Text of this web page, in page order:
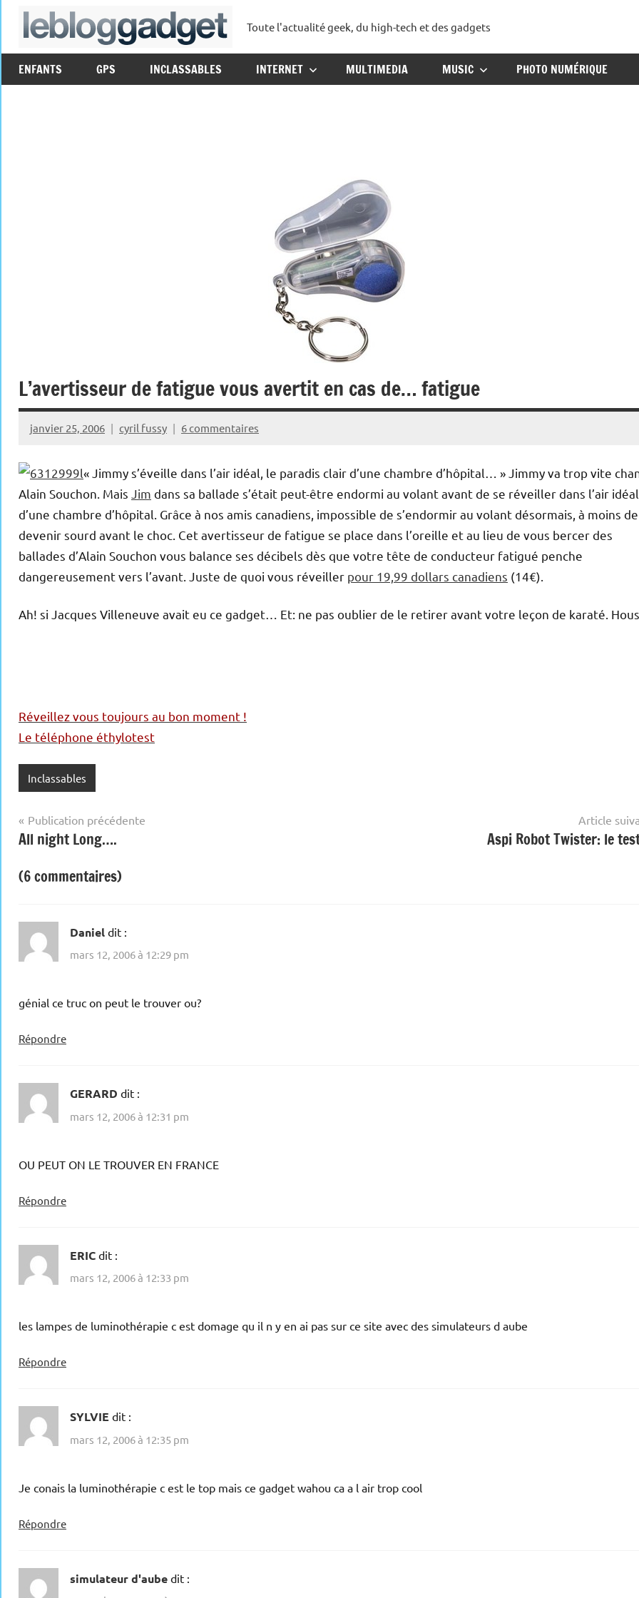
Aller
lebloggadget
Toute l'actualité geek, du high-tech et des gadgets
ENFANTS GPS INCLASSABLES INTERNET MULTIMEDIA MUSIC PHOTO NUMÉRIQUE
L’avertisseur de fatigue vous avertit en cas de… fatigue
janvier 25, 2006 cyril fussy 6 commentaires
« Jimmy s’éveille dans l’air idéal, le paradis clair d’une chambre d’hôpital… » Jimmy va trop vite
Alain Souchon. Mais Jim dans sa ballade s’était peut-être endormi au volant avant de se réveiller dans l’air idéal
d’une chambre d’hôpital. Grâce à nos amis canadiens, impossible de s’endormir au volant désormais, à moins de
devenir sourd avant le choc. Cet avertisseur de fatigue se place dans l’oreille et au lieu de vous bercer des
ballades d’Alain Souchon vous balance ses décibels dès que votre tête de conducteur fatigué penche
dangereusement vers l’avant. Juste de quoi vous réveiller pour 19,99 dollars canadiens (14€).
Ah! si Jacques Villeneuve avait eu ce gadget… Et: ne pas oublier de le retirer avant votre leçon de karaté.
Réveillez vous toujours au bon moment !
Le téléphone éthylotest
Inclassables
Navigation
de
l’article
Publication précédente
All night Long….
Article
Aspi Robot Twister: le
(6 commentaires)
Daniel dit :
mars 12, 2006 à 12:29 pm
génial ce truc on peut le trouver ou?
Répondre
GERARD dit :
mars 12, 2006 à 12:31 pm
OU PEUT ON LE TROUVER EN FRANCE
Répondre
ERIC dit :
mars 12, 2006 à 12:33 pm
les lampes de luminothérapie c est domage qu il n y en ai pas sur ce site avec des simulateurs d aube
Répondre
SYLVIE dit :
mars 12, 2006 à 12:35 pm
Je conais la luminothérapie c est le top mais ce gadget wahou ca a l air trop cool
Répondre
simulateur d'aube dit :